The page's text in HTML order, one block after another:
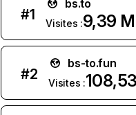
#1
bs.to
Visites :9,39 M
#2
bs-to.fun
Visites :